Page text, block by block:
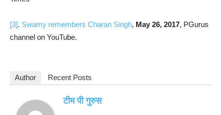
[3]. Swamy remembers Charan Singh, May 26, 2017, PGurus
channel on YouTube.
Author Recent Posts
टीम पी गुरुस